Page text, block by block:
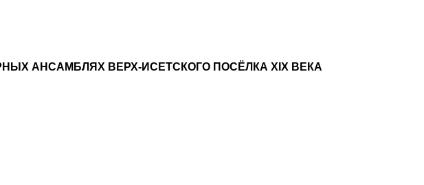
АНСАМБЛЯХ ВЕРХ-ИСЕТСКОГО ПОСЁЛКА XIX ВЕКА